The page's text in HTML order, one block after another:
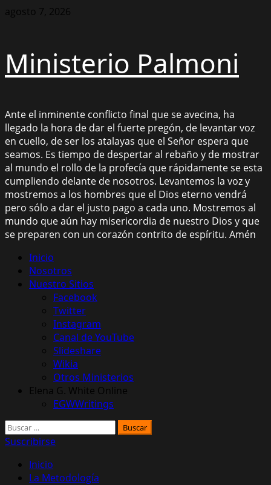
Saltar
agosto 7, 2026
Ministerio Palmoni
Ante el inminente conflicto final que se avecina, ha
llegado la hora de dar el fuerte pregón, de levantar voz
en cuello, de ser los atalayas que el Señor espera que
seamos. Es tiempo de despertar al rebaño y de mostrar
al mundo el rollo de la profecía que rápidamente se esta
cumpliendo delante de nosotros. Levantemos la voz y
mostremos a los hombres que el Dios eterno vendrá
pero sólo a dar el justo pago a cada uno. Mostremos al
mundo que aún hay misericordia de nuestro Dios y que
se preparen con un corazón contrito de espíritu. Amén
Menú
principal
Inicio
Nosotros
Nuestro Sitios
Facebook
Twitter
Instagram
Canal de YouTube
Slideshare
Wikia
Otros Ministerios
Elena G. White Online
EGWWritings
Buscar:
Suscribirse
Inicio
La Metodología